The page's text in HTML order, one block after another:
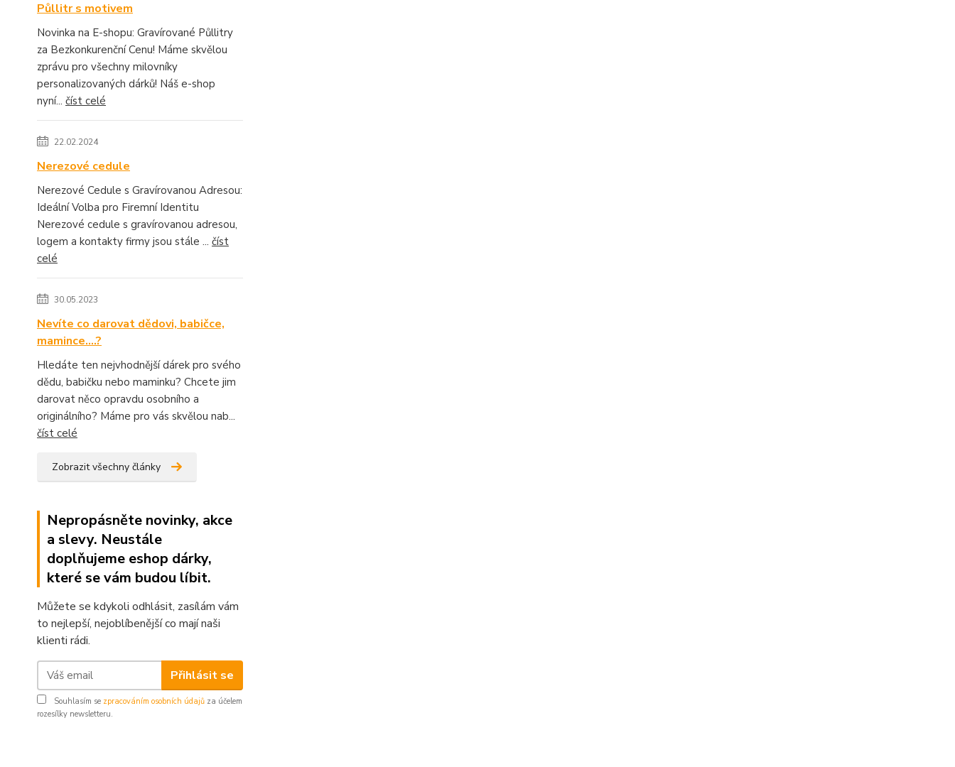
Půllitr s motivem
Novinka na E-shopu: Gravírované Půllitry
za Bezkonkurenční Cenu! Máme skvělou
zprávu pro všechny milovníky
personalizovaných dárků! Náš e-shop
nyní... číst celé
22.02.2024
Nerezové cedule
Nerezové Cedule s Gravírovanou Adresou:
Ideální Volba pro Firemní Identitu
Nerezové cedule s gravírovanou adresou,
logem a kontakty firmy jsou stále ... číst
celé
30.05.2023
Nevíte co darovat dědovi, babičce,
mamince....?
Hledáte ten nejvhodnější dárek pro svého
dědu, babičku nebo maminku? Chcete jim
darovat něco opravdu osobního a
originálního? Máme pro vás skvělou nab...
číst celé
Zobrazit všechny články
Nepropásněte novinky, akce
a slevy. Neustále
doplňujeme eshop dárky,
které se vám budou líbit.
Můžete se kdykoli odhlásit, zasílám vám
to nejlepší, nejoblíbenější co mají naši
klienti rádi.
Přihlásit se
Souhlasím se zpracováním osobních údajů za účelem
rozesílky newsletteru.